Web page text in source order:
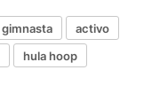
gimnasta
activo
hula hoop